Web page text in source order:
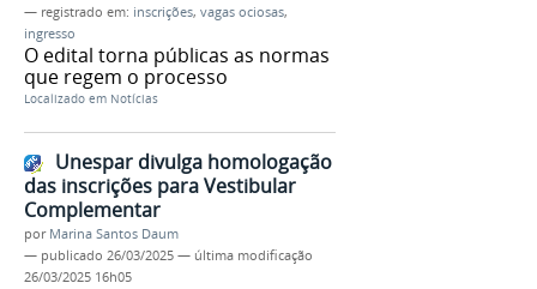
— registrado em: inscrições, vagas ociosas,
ingresso
O edital torna públicas as normas
que regem o processo
Localizado em Notícias
Unespar divulga homologação
das inscrições para Vestibular
Complementar
por Marina Santos Daum
— publicado 26/03/2025 — última modificação
26/03/2025 16h05